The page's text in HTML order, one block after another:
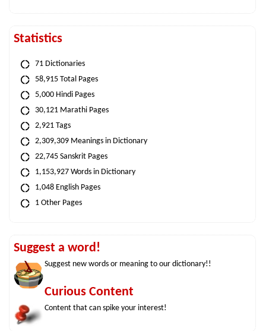
Statistics
71 Dictionaries
58,915 Total Pages
5,000 Hindi Pages
30,121 Marathi Pages
2,921 Tags
2,309,309 Meanings in Dictionary
22,745 Sanskrit Pages
1,153,927 Words in Dictionary
1,048 English Pages
1 Other Pages
Suggest a word!
Suggest new words or meaning to our dictionary!!
Curious Content
Content that can spike your interest!